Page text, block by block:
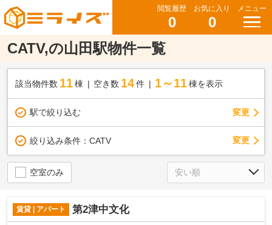
閲覧履歴
0
お気に入り
0
メニュー
CATV,の山田駅物件一覧
該当物件数 11棟 空き数 14 件 1～11 棟を表示
駅で絞り込む 変更
絞り込み条件： CATV 変更
空室のみ
賃貸 | アパート 第2津中文化